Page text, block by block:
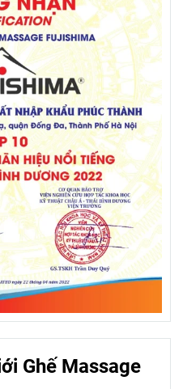
Ghế Massage